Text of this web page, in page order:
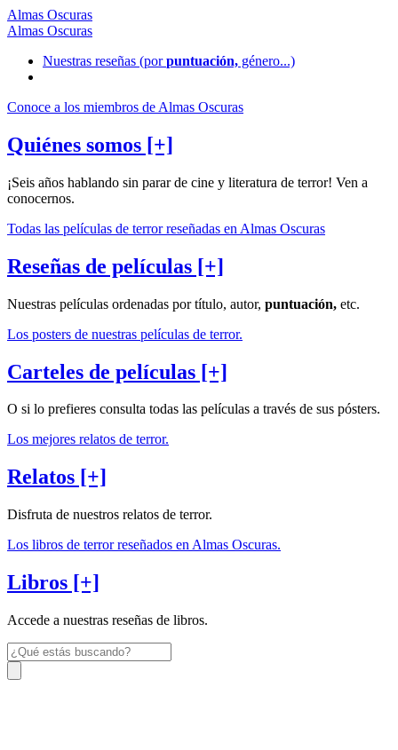
Almas Oscuras
Almas Oscuras
Nuestras reseñas (porpuntuación, género...)
Conoce a los miembros de Almas Oscuras
Quiénes somos [+]
¡Seis años hablando sin parar de cine y literatura de terror! Ven a
conocernos.
Todas las películas de terror reseñadas en Almas Oscuras
Reseñas de películas [+]
Nuestras películas ordenadas por título, autor, puntuación, etc.
Los posters de nuestras películas de terror.
Carteles de películas [+]
O si lo prefieres consulta todas las películas a través de sus pósters.
Los mejores relatos de terror.
Relatos [+]
Disfruta de nuestros relatos de terror.
Los libros de terror reseñados en Almas Oscuras.
Libros [+]
Accede a nuestras reseñas de libros.